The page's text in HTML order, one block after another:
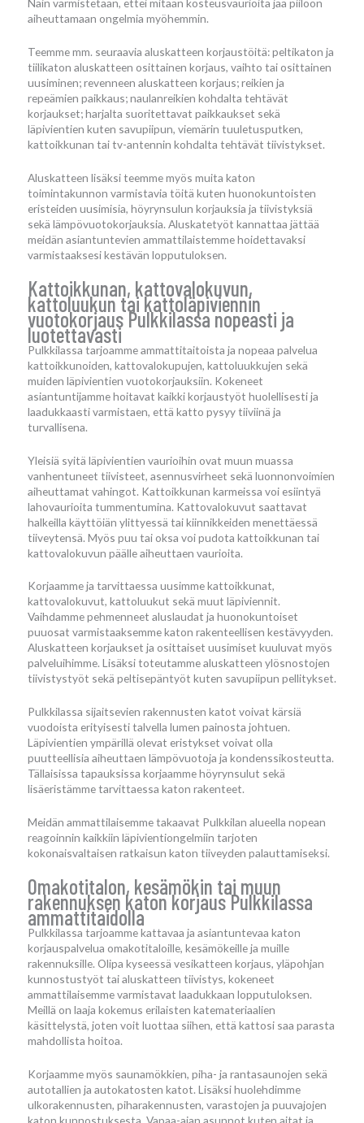
Näin varmistetaan, ettei mitään kosteusvaurioita jää piiloon
aiheuttamaan ongelmia myöhemmin.
Teemme mm. seuraavia aluskatteen korjaustöitä: peltikaton ja
tiilikaton aluskatteen osittainen korjaus, vaihto tai osittainen
uusiminen; revenneen aluskatteen korjaus; reikien ja
repeämien paikkaus; naulanreikien kohdalta tehtävät
korjaukset; harjalta suoritettavat paikkaukset sekä
läpivientien kuten savupiipun, viemärin tuuletusputken,
kattoikkunan tai tv-antennin kohdalta tehtävät tiivistykset.
Aluskatteen lisäksi teemme myös muita katon
toimintakunnon varmistavia töitä kuten huonokuntoisten
eristeiden uusimisia, höyrynsulun korjauksia ja tiivistyksiä
sekä lämpövuotokorjauksia. Aluskatetyöt kannattaa jättää
meidän asiantuntevien ammattilaistemme hoidettavaksi
varmistaaksesi kestävän lopputuloksen.
Kattoikkunan, kattovalokuvun,
kattoluukun tai kattoläpiviennin
vuotokorjaus Pulkkilassa nopeasti ja
luotettavasti
Pulkkilassa tarjoamme ammattitaitoista ja nopeaa palvelua
kattoikkunoiden, kattovalokupujen, kattoluukkujen sekä
muiden läpivientien vuotokorjauksiin. Kokeneet
asiantuntijamme hoitavat kaikki korjaustyöt huolellisesti ja
laadukkaasti varmistaen, että katto pysyy tiiviinä ja
turvallisena.
Yleisiä syitä läpivientien vaurioihin ovat muun muassa
vanhentuneet tiivisteet, asennusvirheet sekä luonnonvoimien
aiheuttamat vahingot. Kattoikkunan karmeissa voi esiintyä
lahovaurioita tummentumina. Kattovalokuvut saattavat
halkeilla käyttöiän ylittyessä tai kiinnikkeiden menettäessä
tiiveytensä. Myös puu tai oksa voi pudota kattoikkunan tai
kattovalokuvun päälle aiheuttaen vaurioita.
Korjaamme ja tarvittaessa uusimme kattoikkunat,
kattovalokuvut, kattoluukut sekä muut läpiviennit.
Vaihdamme pehmenneet aluslaudat ja huonokuntoiset
puuosat varmistaaksemme katon rakenteellisen kestävyyden.
Aluskatteen korjaukset ja osittaiset uusimiset kuuluvat myös
palveluihimme. Lisäksi toteutamme aluskatteen ylösnostojen
tiivistystyöt sekä peltisepäntyöt kuten savupiipun pellitykset.
Pulkkilassa sijaitsevien rakennusten katot voivat kärsiä
vuodoista erityisesti talvella lumen painosta johtuen.
Läpivientien ympärillä olevat eristykset voivat olla
puutteellisia aiheuttaen lämpövuotoja ja kondenssikosteutta.
Tällaisissa tapauksissa korjaamme höyrynsulut sekä
lisäeristämme tarvittaessa katon rakenteet.
Meidän ammattilaisemme takaavat Pulkkilan alueella nopean
reagoinnin kaikkiin läpivientiongelmiin tarjoten
kokonaisvaltaisen ratkaisun katon tiiveyden palauttamiseksi.
Omakotitalon, kesämökin tai muun
rakennuksen katon korjaus Pulkkilassa
ammattitaidolla
Pulkkilassa tarjoamme kattavaa ja asiantuntevaa katon
korjauspalvelua omakotitaloille, kesämökeille ja muille
rakennuksille. Olipa kyseessä vesikatteen korjaus, yläpohjan
kunnostustyöt tai aluskatteen tiivistys, kokeneet
ammattilaisemme varmistavat laadukkaan lopputuloksen.
Meillä on laaja kokemus erilaisten katemateriaalien
käsittelystä, joten voit luottaa siihen, että kattosi saa parasta
mahdollista hoitoa.
Korjaamme myös saunamökkien, piha- ja rantasaunojen sekä
autotallien ja autokatosten katot. Lisäksi huolehdimme
ulkorakennusten, piharakennusten, varastojen ja puuvajojen
katon kunnostuksesta. Vapaa-ajan asunnot kuten aitat ja